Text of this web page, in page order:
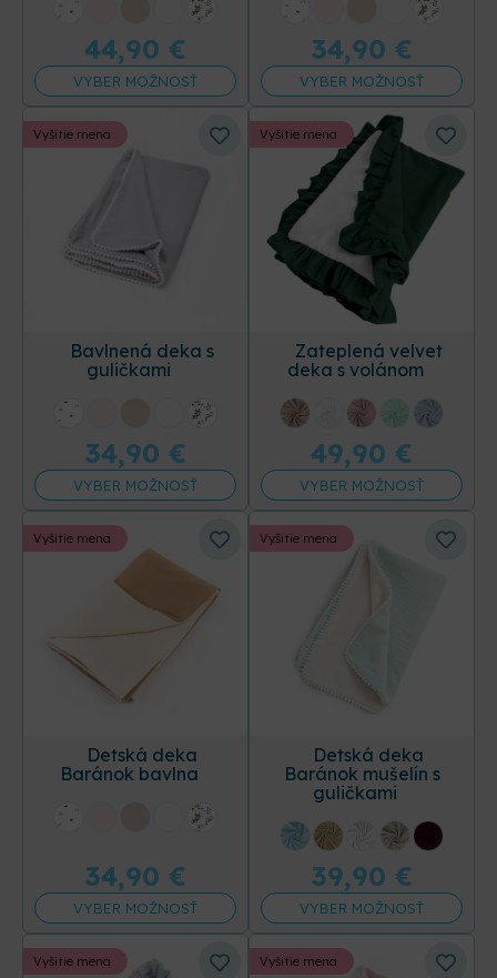
44,90 €
VYBER MOŽNOSŤ
34,90 €
VYBER MOŽNOSŤ
Bavlnená deka s
guličkami
34,90 €
VYBER MOŽNOSŤ
Vyšitie mena
Zateplená velvet
deka s volánom
49,90 €
VYBER MOŽNOSŤ
Vyšitie mena
Detská deka
Baránok bavlna
34,90 €
VYBER MOŽNOSŤ
Vyšitie mena
Detská deka
Baránok mušelín s
guličkami
39,90 €
VYBER MOŽNOSŤ
Vyšitie mena
Vyšitie mena Vyšitie mena